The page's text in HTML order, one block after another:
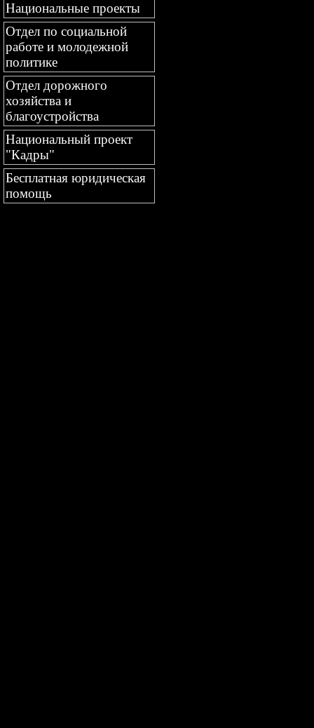
Национальные проекты
Отдел по социальной
работе и молодежной
политике
Отдел дорожного
хозяйства и
благоустройства
Национальный проект
"Кадры"
Бесплатная юридическая
помощь